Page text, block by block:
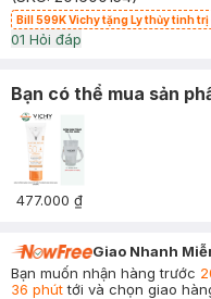
Bill 599K Vichy tặng Ly thủy tinh
01 Hỏi đáp
Bạn có thể mua sản
477.000 ₫
Giao Nhanh
Bạn muốn nhận hàng trước
36 phúttới và chọn giao